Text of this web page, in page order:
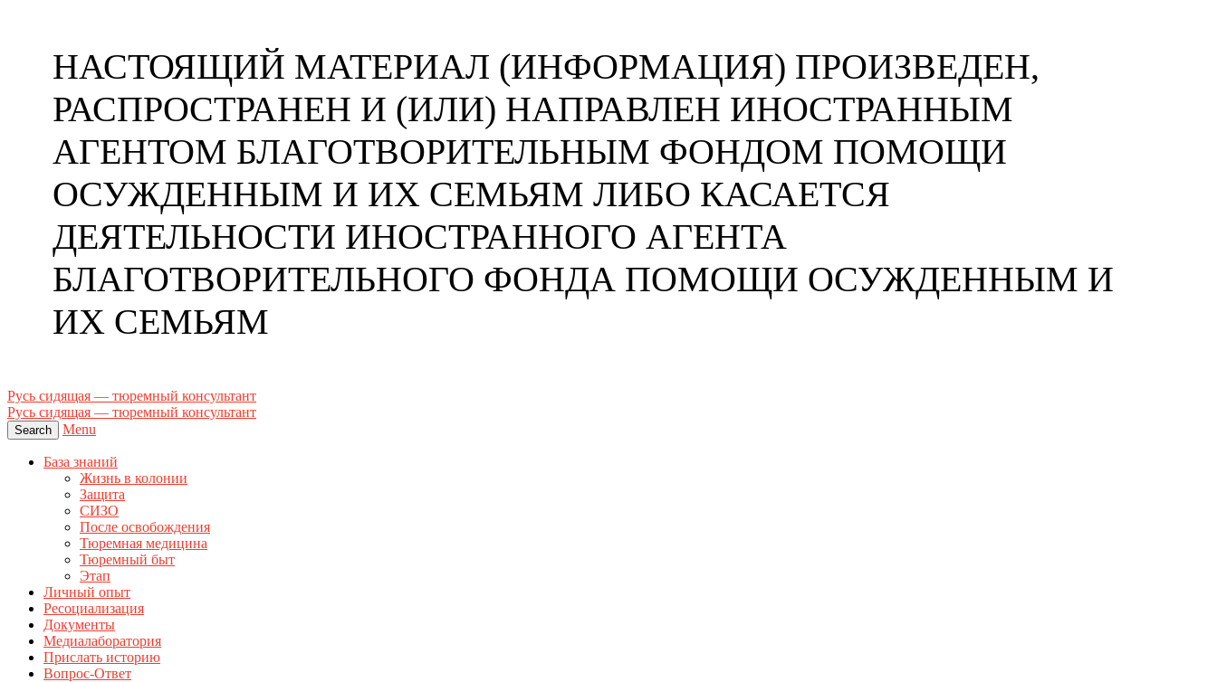
НАСТОЯЩИЙ МАТЕРИАЛ (ИНФОРМАЦИЯ) ПРОИЗВЕДЕН,
РАСПРОСТРАНЕН И (ИЛИ) НАПРАВЛЕН ИНОСТРАННЫМ
АГЕНТОМ БЛАГОТВОРИТЕЛЬНЫМ ФОНДОМ ПОМОЩИ
ОСУЖДЕННЫМ И ИХ СЕМЬЯМ ЛИБО КАСАЕТСЯ
ДЕЯТЕЛЬНОСТИ ИНОСТРАННОГО АГЕНТА
БЛАГОТВОРИТЕЛЬНОГО ФОНДА ПОМОЩИ ОСУЖДЕННЫМ И
ИХ СЕМЬЯМ
Русь сидящая — тюремный консультант
Русь сидящая — тюремный консультант
Search Menu
База знаний
Жизнь в колонии
Защита
СИЗО
После освобождения
Тюремная медицина
Тюремный быт
Этап
Личный опыт
Ресоциализация
Документы
Медиалаборатория
Прислать историю
Вопрос-Ответ